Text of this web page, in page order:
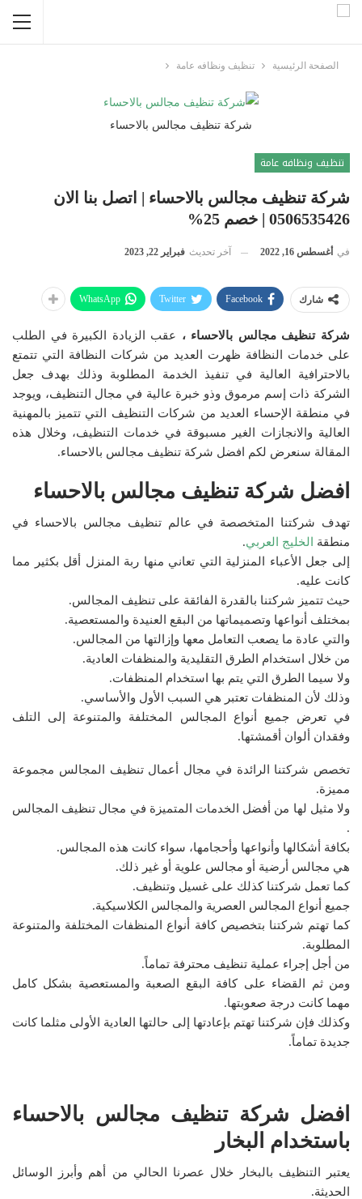
الصفحة الرئيسية تنظيف ونظافه عامة
شركة تنظيف مجالس بالاحساء
تنظيف ونظافه عامة
شركة تنظيف مجالس بالاحساء | اتصل بنا الان
0506535426 | خصم 25%
في أغسطس 16, 2022 آخر تحديث فبراير 22, 2023
شارك Facebook
Twitter
WhatsApp
شركة تنظيف مجالس بالاحساء ، عقب الزيادة الكبيرة في الطلب
على خدمات النظافة ظهرت العديد من شركات النظافة التي تتمتع
بالاحترافية العالية في تنفيذ الخدمة المطلوبة وذلك بهدف جعل
الشركة ذات إسم مرموق وذو خبرة عالية في مجال التنظيف، ويوجد
في منطقة الإحساء العديد من شركات التنظيف التي تتميز بالمهنية
العالية والانجازات الغير مسبوقة في خدمات التنظيف، وخلال هذه
المقالة سنعرض لكم افضل شركة تنظيف مجالس بالاحساء.
افضل شركة تنظيف مجالس بالاحساء
تهدف شركتنا المتخصصة في عالم تنظيف مجالس بالاحساء في
منطقة
الخليج العربي.
إلى جعل الأعباء المنزلية التي تعاني منها ربة المنزل أقل بكثير مما
كانت عليه.
حيث تتميز شركتنا بالقدرة الفائقة على تنظيف المجالس.
بمختلف أنواعها وتصميماتها من البقع العنيدة والمستعصية.
والتي عادة ما يصعب التعامل معها وإزالتها من المجالس.
من خلال استخدام الطرق التقليدية والمنظفات العادية.
ولا سيما الطرق التي يتم بها استخدام المنظفات.
وذلك لأن المنظفات تعتبر هي السبب الأول والأساسي.
في تعرض جميع أنواع المجالس المختلفة والمتنوعة إلى التلف
وفقدان ألوان أقمشتها.
تخصص شركتنا الرائدة في مجال أعمال تنظيف المجالس مجموعة
مميزة.
ولا مثيل لها من أفضل الخدمات المتميزة في مجال تنظيف المجالس
.
بكافة أشكالها وأنواعها وأحجامها، سواء كانت هذه المجالس.
هي مجالس أرضية أو مجالس علوية أو غير ذلك.
كما تعمل شركتنا كذلك على غسيل وتنظيف.
جميع أنواع المجالس العصرية والمجالس الكلاسيكية.
كما تهتم شركتنا بتخصيص كافة أنواع المنظفات المختلفة والمتنوعة
المطلوبة.
من أجل إجراء عملية تنظيف محترفة تماماً.
ومن ثم القضاء على كافة البقع الصعبة والمستعصية بشكل كامل
مهما كانت درجة صعوبتها.
وكذلك فإن شركتنا تهتم بإعادتها إلى حالتها العادية الأولى مثلما كانت
جديدة تماماً.
افضل شركة تنظيف مجالس بالاحساء
باستخدام البخار
يعتبر التنظيف بالبخار خلال عصرنا الحالي من أهم وأبرز الوسائل
الحديثة.